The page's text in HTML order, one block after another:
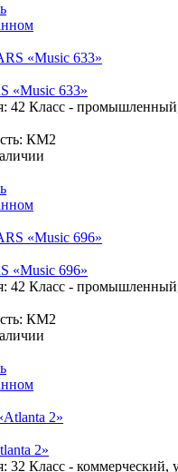
«Music 633»
42 Класс -
КМ2
«Music 696»
42 Класс -
КМ2
2»
32 Класс - коммерческий,